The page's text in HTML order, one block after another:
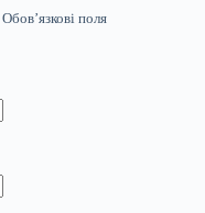
Обов’язкові поля